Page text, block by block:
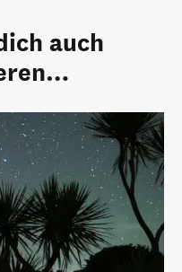
auch